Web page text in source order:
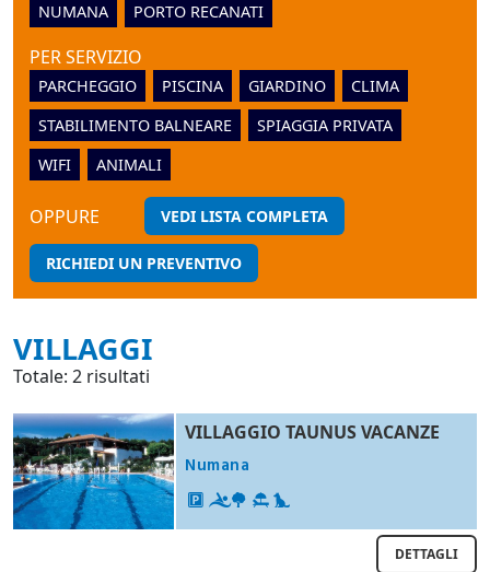
NUMANA PORTO RECANATI
PER SERVIZIO
PARCHEGGIO PISCINA GIARDINO
CLIMA
STABILIMENTO BALNEARE
SPIAGGIA PRIVATA
WIFI
ANIMALI
OPPURE VEDI LISTA COMPLETA
RICHIEDI UN PREVENTIVO
VILLAGGI
Totale: 2 risultati
VILLAGGIO TAUNUS VACANZE
Numana
DETTAGLI